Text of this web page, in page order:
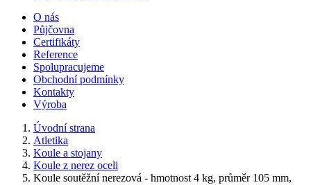
O nás
Půjčovna
Certifikáty
Reference
Spolupracujeme
Obchodní podmínky
Kontakty
Výroba
Úvodní strana
Atletika
Koule a stojany
Koule z nerez oceli
Koule soutěžní nerezová - hmotnost 4 kg, průměr 105 mm,